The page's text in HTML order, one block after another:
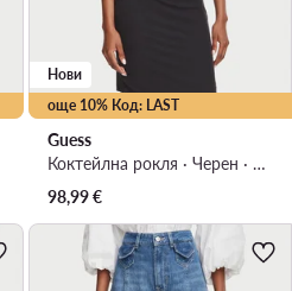
още 10% Код: LAST
Нови
Guess
Коктейлна рокля · Черен · Мини
98,99€